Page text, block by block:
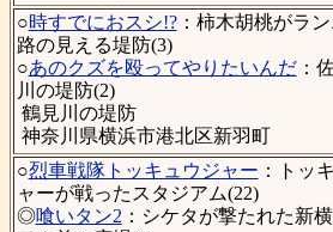
○時すでにおスシ!?：柿木胡桃がラ
路の見える堤防(3)
○あのクズを殴ってやりたいんだ：
川の堤防(2)
鶴見川の堤防
神奈川県横浜市港北区新羽町
○烈車戦隊トッキュウジャー ：トッ
ャーが戦ったスタジアム(22)
◎喰いタン2 ：シケタが撃たれた新